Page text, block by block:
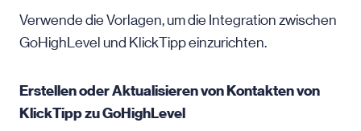
Verwende die Vorlagen, um die Integration zwischen
GoHighLevel und KlickTipp einzurichten.
Erstellen oder Aktualisieren von Kontakten von
KlickTipp zu GoHighLevel